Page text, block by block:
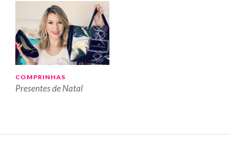
COMPRINHAS
Presentes de Natal